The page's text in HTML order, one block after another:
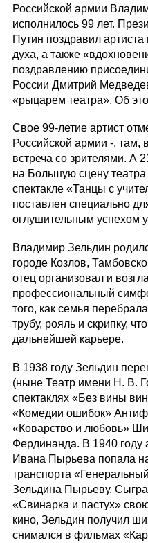
Российской армии
исполнилось 99 лет.
Путин поздравил
духа, а также
поздравлению
России Дмитрий
«рыцарем театра». Об
Свое 99-летие артист
Российской армии -, там,
встреча со зрителями. А
на Большую сцену
спектакле «Танцы с
поставлен специально
оглушительным успехом
Владимир Зельдин
городе Козлов,
отец организовал и
профессиональный
того, как семья
трубу, рояль и скрипку,
дальнейшей карьере.
В 1938 году Зельдин
(ныне Театр имени Н. В.
спектаклях «Без вины
«Комедии ошибок»
«Коварство и любовь»
Фердинанда. В 1940 году
Ивана Пырьева попала
транспорта
Зельдина Пырьеву.
«Свинарка и пастух»
кино, Зельдин получил
снимался в фильмах